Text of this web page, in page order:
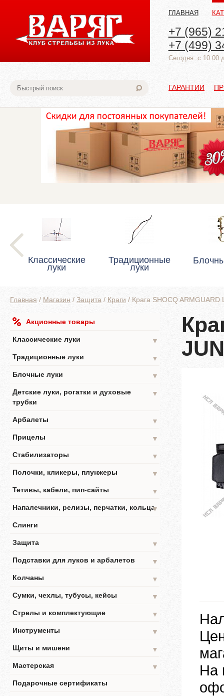
ГЛАВНАЯ
+7 (965)
+7 (499)
Cегодня: с 10:00
ГАРАНТИИ
Классические
луки
Традиционные
луки
Главная / Магазин / Защита / Краги / Крага SHOCQ ARMGUARD
Акционные товары
Классические луки
▼
Традиционные луки
▼
Блочные луки
▼
Детские луки, рогатки и духовые
трубки
▼
Арбалеты
▼
Прицелы
▼
Стабилизаторы
▼
Полочки, кликеры, плунжеры
▼
Тетивы, кабели, пип-сайты
▼
Напалечники, релизы, перчатки, кольца▼
Слинги
Защита
▼
Подставки для луков и арбалетов
▼
Колчаны
▼
Сумки, чехлы, тубусы, кейсы
▼
Стрелы и комплектующие
▼
Инструменты
▼
Щиты и мишени
▼
Мастерская
▼
Подарочные сертификаты
На